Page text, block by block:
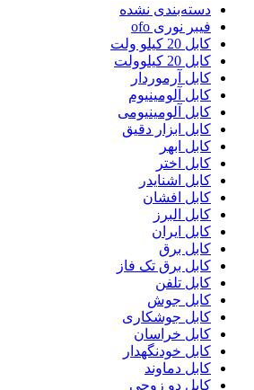
دسته‌بندی نشده
فیبر نوری ofo
کابل 20 کیلو ولت
کابل 20 کیلوولت
کابل آرموردار
کابل آلومینیوم
کابل آلومینیومی
کابل ابزار دقیق
کابل ابهر
کابل اختر
کابل اشنایدر
کابل افشان
کابل البرز
کابل ایران
کابل برق
کابل برق تک فاز
کابل تلفن
کابل جوش
کابل جوشکاری
کابل خراسان
کابل خودنگهدار
کابل دماوند
کابل دو زوجی